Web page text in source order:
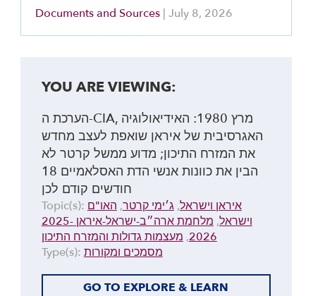
Documents and Sources | July 8, 2026
YOU ARE VIEWING:
הערכת ה-CIA, מרץ 1980: האידיאולוגיה
האגרסיבית של איראן שואפת לעצב מחדש
את המזרח התיכון; מדוע ממשל קרטר לא
הבין את כוונות אנשי הדת האסלאמיים 18
חודשים קודם לכן
Topic(s): איראן וישראל,ג׳ימי קרטר, האו"ם
וישראל,
מלחמת ארה״ב-ישראל-איראן 2025-
2026
, מעצמות גדולות והמזרח התיכון
Type(s): מסמכים ומקורות
GO TO EXPLORE & LEARN